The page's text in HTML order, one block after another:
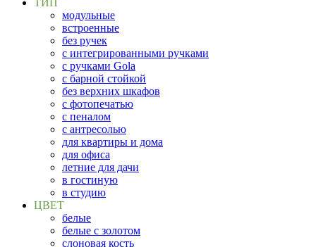
ТИП
модульные
встроенные
без ручек
с интегрированными ручками
с ручками Gola
с барной стойкой
без верхних шкафов
с фотопечатью
с пеналом
с антресолью
для квартиры и дома
для офиса
летние для дачи
в гостиную
в студию
ЦВЕТ
белые
белые с золотом
слоновая кость